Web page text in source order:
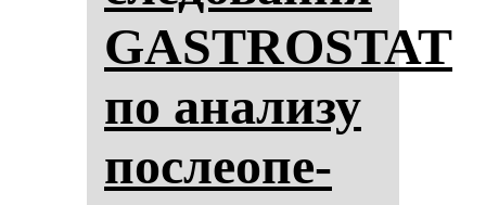
GASTROSTAT
по ана­ли­зу
пос­ле­опе­